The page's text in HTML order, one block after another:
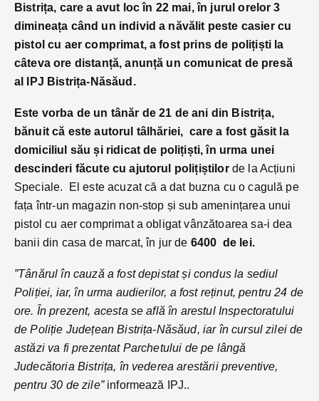
Bistrița, care a avut loc în 22 mai, în jurul orelor 3
dimineața când un individ a năvălit peste casier cu
pistol cu aer comprimat, a fost prins de polițiști la
câteva ore distanță, anunță un comunicat de presă
al IPJ Bistrița-Năsăud.
Este vorba de un tânăr de 21 de ani din Bistrița,
bănuit că este autorul tâlhăriei, care a fost găsit la
domiciliul său și ridicat de polițiști, în urma unei
descinderi făcute cu ajutorul polițiștilor de la Acțiuni
Speciale. El este acuzat că a dat buzna cu o cagulă pe
fața într-un magazin non-stop și sub amenințarea unui
pistol cu aer comprimat a obligat vânzătoarea sa-i dea
banii din casa de marcat, în jur de 6400 de lei.
”Tânărul în cauză a fost depistat și condus la sediul
Poliției, iar, în urma audierilor, a fost reținut, pentru 24 de
ore. În prezent, acesta se află în arestul Inspectoratului
de Poliție Județean Bistrița-Năsăud, iar în cursul zilei de
astăzi va fi prezentat Parchetului de pe lângă
Judecătoria Bistrița, în vederea arestării preventive,
pentru 30 de zile”informează IPJ..